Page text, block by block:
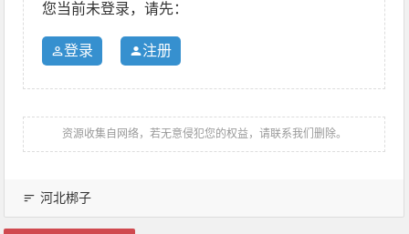
您当前未登录，请先：
登录 注册
资源收集自网络，若无意侵犯您的权益，请联系我们删除。
河北梆子